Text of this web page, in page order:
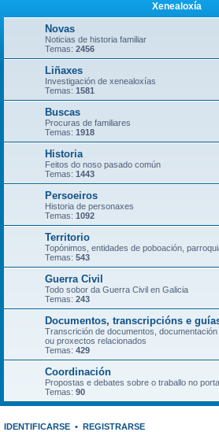
Xenealoxía
Novas
Noticias de historia familiar
Temas: 2456
Liñaxes
Investigación de xenealoxías
Temas: 1581
Buscas
Procuras de familiares
Temas: 1918
Historia
Feitos do noso pasado común
Temas: 1443
Persoeiros
Historia de personaxes
Temas: 1092
Territorio
Topónimos, entidades de poboación,
Temas: 543
Guerra Civil
Todo sobor da Guerra Civil en Galicia
Temas: 243
Documentos, transcripcións e
Transcrición de documentos,
ou proxectos relacionados
Temas: 429
Coordinación
Propostas e debates sobre o traballo no
Temas: 90
IDENTIFICARSE • REGISTRARSE